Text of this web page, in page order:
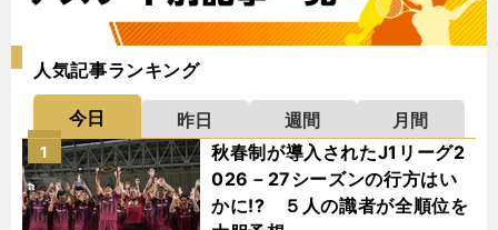
人気記事ランキング
今日 昨日 週間
月間
秋春制が導入されたJ1リーグ2
026－27シーズンの行方はい
かに!? ５人の識者が全順位を
1